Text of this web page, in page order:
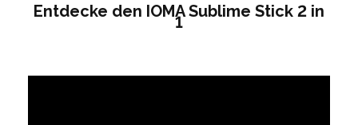
Entdecke den IOMA Sublime Stick 2 in
1